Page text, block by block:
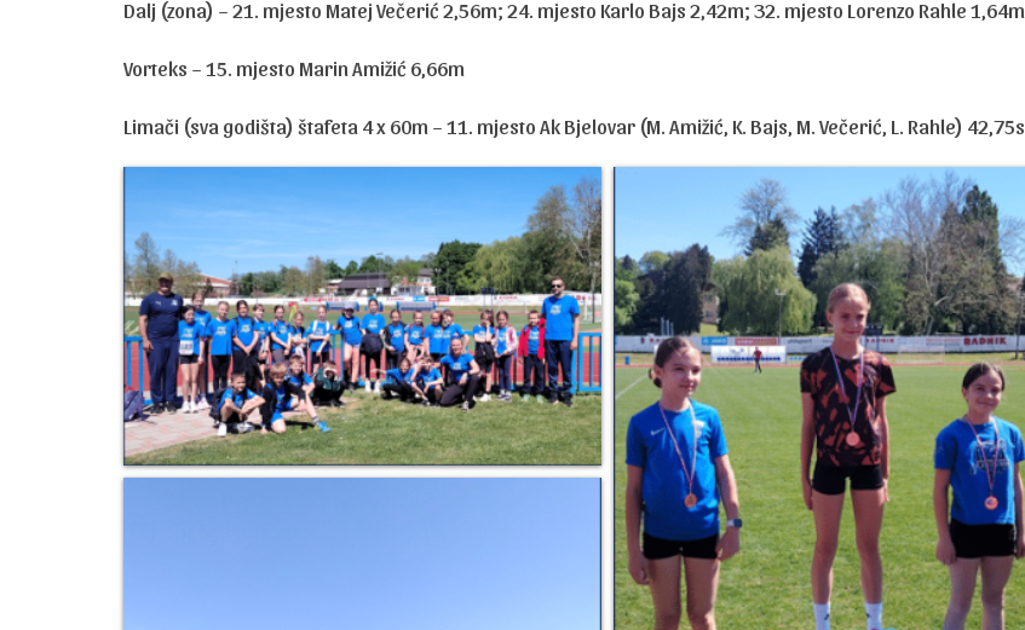
Dalj (zona) – 21. mjesto Matej Večerić 2,56m; 24. mjesto Karlo Bajs 2,42m; 32. mjesto Lorenzo Rahle 1,64m
Vorteks – 15. mjesto Marin Amižić 6,66m
Limači (sva godišta) štafeta 4 x 60m – 11. mjesto Ak Bjelovar (M. Amižić, K. Bajs, M. Večerić, L. Rahle) 42,75s